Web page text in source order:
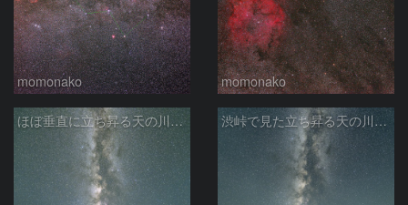
momonako momonako
ほぼ垂直に立ち昇る天の川銀河 渋峠で見た立ち昇る天の川銀河